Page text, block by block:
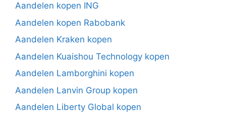
Aandelen kopen ING
Aandelen kopen Rabobank
Aandelen Kraken kopen
Aandelen Kuaishou Technology kopen
Aandelen Lamborghini kopen
Aandelen Lanvin Group kopen
Aandelen Liberty Global kopen